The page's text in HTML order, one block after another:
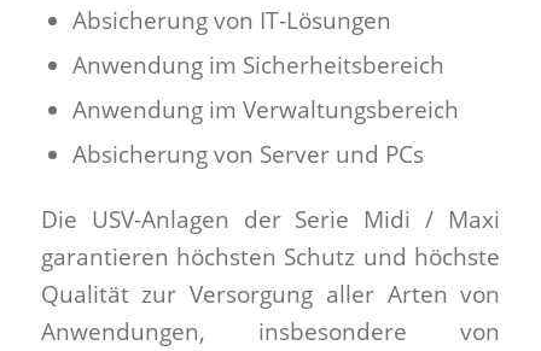
Absicherung von IT-Lösungen
Anwendung im Sicherheitsbereich
Anwendung im Verwaltungsbereich
Absicherung von Server und PCs
Die USV-Anlagen der Serie Midi / Maxi
garantieren höchsten Schutz und höchste
Qualität zur Versorgung aller Arten von
Anwendungen, insbesondere von